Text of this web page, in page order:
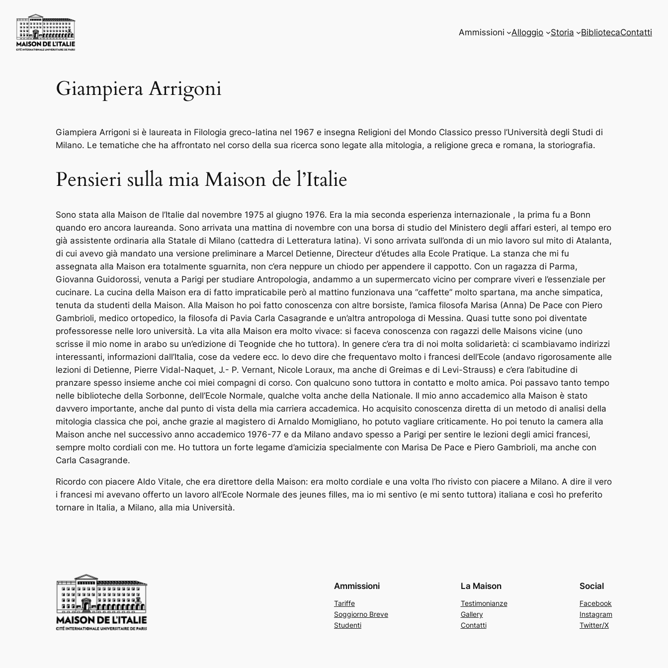
content
Ammissioni Alloggio Storia BibliotecaContatti
Giampiera Arrigoni
Giampiera Arrigoni si è laureata in Filologia greco-latina nel 1967 e insegna Religioni del Mondo Classico presso l’Università degli Studi di
Milano. Le tematiche che ha affrontato nel corso della sua ricerca sono legate alla mitologia, a religione greca e romana, la storiografia.
Pensieri sulla mia Maison de l’Italie
Sono stata alla Maison de l’Italie dal novembre 1975 al giugno 1976. Era la mia seconda esperienza internazionale , la prima fu a Bonn
quando ero ancora laureanda. Sono arrivata una mattina di novembre con una borsa di studio del Ministero degli affari esteri, al tempo ero
già assistente ordinaria alla Statale di Milano (cattedra di Letteratura latina). Vi sono arrivata sull’onda di un mio lavoro sul mito di Atalanta,
di cui avevo già mandato una versione preliminare a Marcel Detienne, Directeur d’études alla Ecole Pratique. La stanza che mi fu
assegnata alla Maison era totalmente sguarnita, non c’era neppure un chiodo per appendere il cappotto. Con un ragazza di Parma,
Giovanna Guidorossi, venuta a Parigi per studiare Antropologia, andammo a un supermercato vicino per comprare viveri e l’essenziale per
cucinare. La cucina della Maison era di fatto impraticabile però al mattino funzionava una “caffette” molto spartana, ma anche simpatica,
tenuta da studenti della Maison. Alla Maison ho poi fatto conoscenza con altre borsiste, l’amica filosofa Marisa (Anna) De Pace con Piero
Gambrioli, medico ortopedico, la filosofa di Pavia Carla Casagrande e un’altra antropologa di Messina. Quasi tutte sono poi diventate
professoresse nelle loro università. La vita alla Maison era molto vivace: si faceva conoscenza con ragazzi delle Maisons vicine (uno
scrisse il mio nome in arabo su un’edizione di Teognide che ho tuttora). In genere c’era tra di noi molta solidarietà: ci scambiavamo indirizzi
interessanti, informazioni dall’Italia, cose da vedere ecc. Io devo dire che frequentavo molto i francesi dell’Ecole (andavo rigorosamente alle
lezioni di Detienne, Pierre Vidal-Naquet, J.- P. Vernant, Nicole Loraux, ma anche di Greimas e di Levi-Strauss) e c’era l’abitudine di
pranzare spesso insieme anche coi miei compagni di corso. Con qualcuno sono tuttora in contatto e molto amica. Poi passavo tanto tempo
nelle biblioteche della Sorbonne, dell’Ecole Normale, qualche volta anche della Nationale. Il mio anno accademico alla Maison è stato
davvero importante, anche dal punto di vista della mia carriera accademica. Ho acquisito conoscenza diretta di un metodo di analisi della
mitologia classica che poi, anche grazie al magistero di Arnaldo Momigliano, ho potuto vagliare criticamente. Ho poi tenuto la camera alla
Maison anche nel successivo anno accademico 1976-77 e da Milano andavo spesso a Parigi per sentire le lezioni degli amici francesi,
sempre molto cordiali con me. Ho tuttora un forte legame d’amicizia specialmente con Marisa De Pace e Piero Gambrioli, ma anche con
Carla Casagrande.
Ricordo con piacere Aldo Vitale, che era direttore della Maison: era molto cordiale e una volta l’ho rivisto con piacere a Milano. A dire il vero
i francesi mi avevano offerto un lavoro all’Ecole Normale des jeunes filles, ma io mi sentivo (e mi sento tuttora) italiana e così ho preferito
tornare in Italia, a Milano, alla mia Università.
Ammissioni
Tariffe
Soggiorno Breve
Studenti
La Maison
Testimonianze
Gallery
Contatti
Social
Facebook
Instagram
Twitter/X